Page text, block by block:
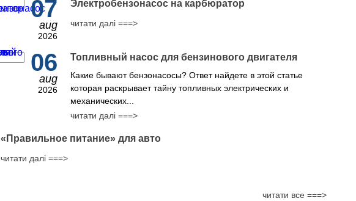
07
aug
2026
Электробензонасос на карбюратор
читати далі ===>
06
aug
2026
Топливный насос для бензинового двигателя
Какие бывают бензонасосы? Ответ найдете в этой статье
которая раскрывает тайну топливных электрических и
механических...
читати далі ===>
​«Правильное питание» для авто
читати далі ===>
читати все ===>